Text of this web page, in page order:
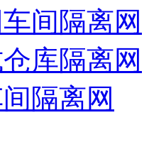
间隔离网
库隔离网
隔离网